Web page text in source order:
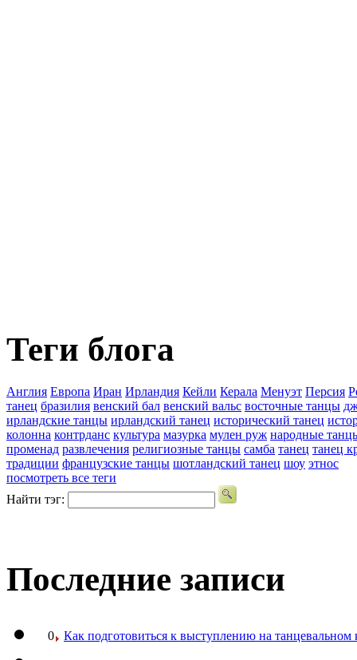
Теги блога
Англия Европа Иран Ирландия Кейли Керала Менуэт Персия
танец бразилия венский бал венский вальс восточные танцы
ирландские танцы ирландский танец исторический танец
колонна контрданс культура мазурка мулен руж народные
променад развлечения религиозные танцы самба танец танец
традиции французские танцы шотландский танец шоу этнос
посмотреть все теги
Найти тэг:
Последние записи
0 Как подготовиться к выступлению на танцевальном